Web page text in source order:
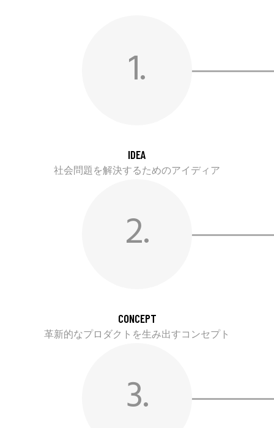
1.
IDEA
社会問題を解決するためのアイディア
2.
CONCEPT
革新的なプロダクトを生み出すコンセプト
3.